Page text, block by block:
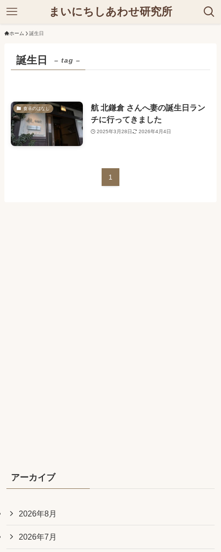
まいにちしあわせ研究所
ホーム 誕生日
誕生日 – tag –
食卓のはなし
航 北鎌倉 さんへ妻の誕生日ラン
チに行ってきました
2025年3月28日 2026年4月4日
1
アーカイブ
2026年8月
2026年7月